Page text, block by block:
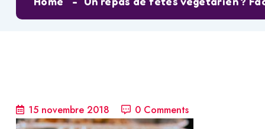
15 novembre 2018 0 Comments